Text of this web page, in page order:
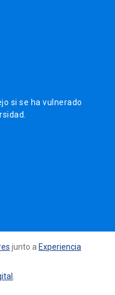
si se ha vulnerado
junto a Experiencia